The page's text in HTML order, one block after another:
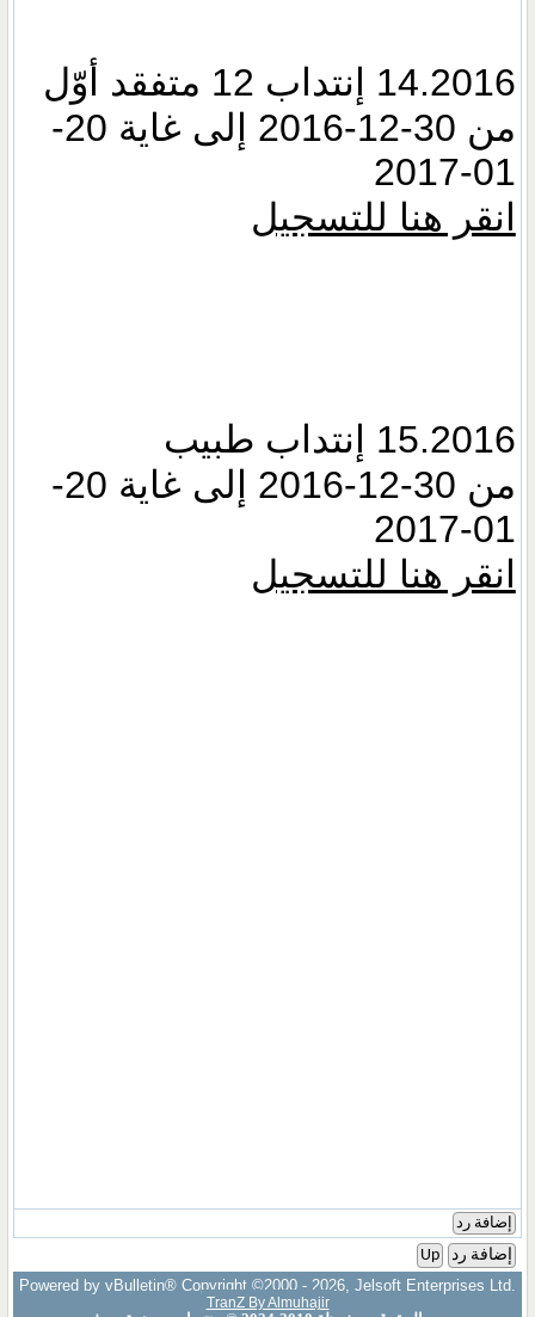
14.2016 إنتداب 12 متفقد أوّل
من 30-12-2016 إلى غاية 20-
01-2017
انقر هنا للتسجيل
15.2016 إنتداب طبيب
من 30-12-2016 إلى غاية 20-
01-2017
انقر هنا للتسجيل
إضافة رد
إضافة رد
Up
Powered by vBulletin® Copyright ©2000 - 2026, Jelsoft Enterprises Ltd.
TranZ By Almuhajir